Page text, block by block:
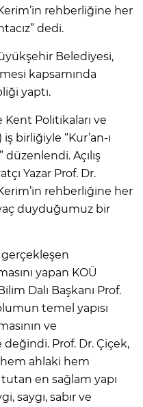
rehberliğine her
dedi.
Belediyesi,
kapsamında
yaptı.
Kent Politikaları ve
birliğiyle “Kur’an-ı
Açılış
Yazar Prof. Dr.
rehberliğine her
duyduğumuz bir
gerçekleşen
yapan KOÜ
Dalı Başkanı Prof.
temel yapısı
ve
Prof. Dr. Çiçek,
ahlaki hem
en sağlam yapı
saygı, sabır ve